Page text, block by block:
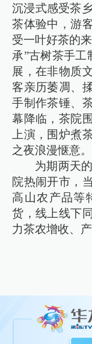
沉浸式感受茶
茶体验中，游
受一叶好茶的
承”古树茶手工
展，在非物质
客亲历萎凋、
手制作茶锤、
幕降临，茶院
上演，围炉煮
之夜浪漫惬意。
为期两天
院热闹开市，
高山农产品等
货，线上线下
力茶农增收、产